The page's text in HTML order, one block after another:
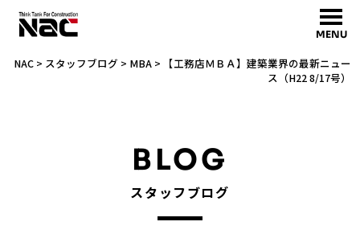
MENU
NAC> スタッフブログ > MBA>
【工務店ＭＢＡ】建築業界の最新ニュー
ス（H22 8/17号）
BLOG
スタッフブログ